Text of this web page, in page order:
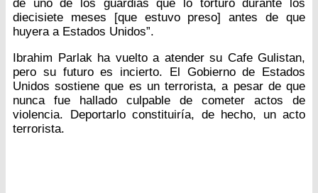
de uno de los guardias que lo torturó durante los
diecisiete meses [que estuvo preso] antes de que
huyera a Estados Unidos”.
Ibrahim Parlak ha vuelto a atender su Cafe Gulistan,
pero su futuro es incierto. El Gobierno de Estados
Unidos sostiene que es un terrorista, a pesar de que
nunca fue hallado culpable de cometer actos de
violencia. Deportarlo constituiría, de hecho, un acto
terrorista.